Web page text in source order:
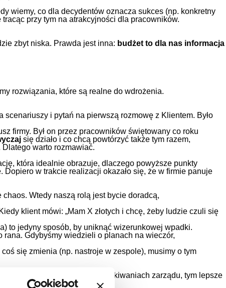
wiemy, co dla decydentów oznacza sukces (np. konkretny
tracąc przy tym na atrakcyjności dla pracowników.
zbyt niska. Prawda jest inna: budżet to dla nas informacja
rozwiązania, które są realne do wdrożenia.
scenariuszy i pytań na pierwszą rozmowę z Klientem. Było
firmy. Był on przez pracowników świętowany co roku
się działo i co chcą powtórzyć także tym razem,
warto rozmawiać.
która idealnie obrazuje, dlaczego powyższe punkty
Dopiero w trakcie realizacji okazało się, że w firmie panuje
Wtedy naszą rolą jest bycie doradcą,
klient mówi: „Mam X złotych i chcę, żeby ludzie czuli się
to jedyny sposób, by uniknąć wizerunkowej wpadki.
Gdybyśmy wiedzieli o planach na wieczór,
się zmienia (np. nastroje w zespole), musimy o tym
potrzebach, obawach i oczekiwaniach zarządu, tym lepsze
Twoich pracowników.